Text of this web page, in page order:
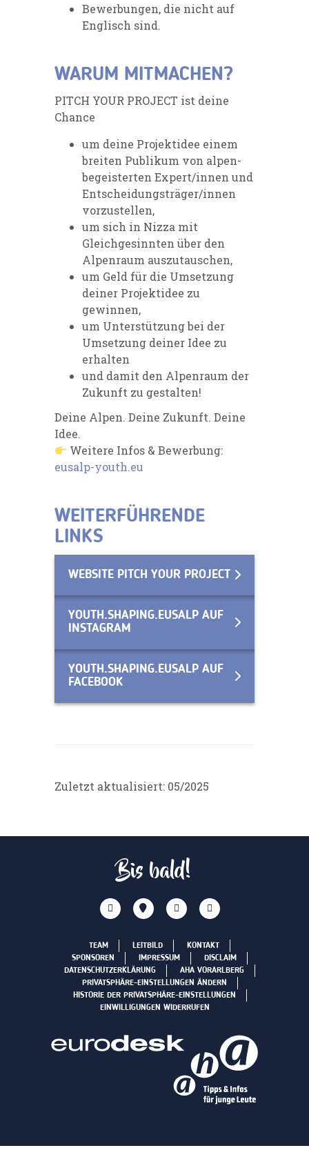
Bewerbungen, die nicht auf
Englisch sind.
WARUM MITMACHEN?
PITCH YOUR PROJECT ist deine
Chance
um deine Projektidee einem
breiten Publikum von alpen-
begeisterten Expert/innen und
Entscheidungsträger/innen
vorzustellen,
um sich in Nizza mit
Gleichgesinnten über den
Alpenraum auszutauschen,
um Geld für die Umsetzung
deiner Projektidee zu
gewinnen,
um Unterstützung bei der
Umsetzung deiner Idee zu
erhalten
und damit den Alpenraum der
Zukunft zu gestalten!
Deine Alpen. Deine Zukunft. Deine
Idee.
Weitere Infos & Bewerbung:
eusalp-youth.eu
WEITERFÜHRENDE
LINKS
WEBSITE PITCH YOUR PROJECT
YOUTH.SHAPING.EUSALP AUF
INSTAGRAM
YOUTH.SHAPING.EUSALP AUF
FACEBOOK
Zuletzt aktualisiert: 05/2025
Bis bald!
TEAM LEITBILD
KONTAKT
SPONSOREN
IMPRESSUM
DISCLAIM
DATENSCHUTZERKLÄRUNG
AHA VORARLBERG
PRIVATSPHÄRE-EINSTELLUNGEN ÄNDERN
HISTORIE DER PRIVATSPHÄRE-EINSTELLUNGEN
EINWILLIGUNGEN WIDERRUFEN